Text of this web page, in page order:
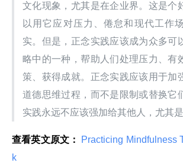
文化现象，尤其是在企业界。这是个
以用它应对压力、倦怠和现代工作
实。但是，正念实践应该成为众多可
略中的一种，帮助人们处理压力、有
策、获得成就。正念实践应该用于加
道德思维过程，而不是限制或替换它
实践永远不应该强加给其他人，尤其是
查看英文原文：
Practicing Mindfulness
k